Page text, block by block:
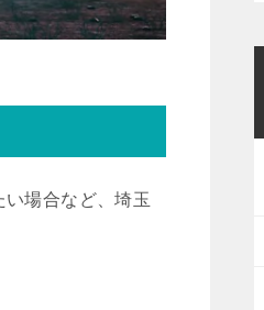
場合など、埼玉